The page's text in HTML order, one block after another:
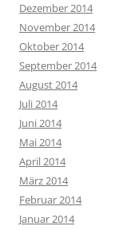
Dezember 2014
November 2014
Oktober 2014
September 2014
August 2014
Juli 2014
Juni 2014
Mai 2014
April 2014
März 2014
Februar 2014
Januar 2014